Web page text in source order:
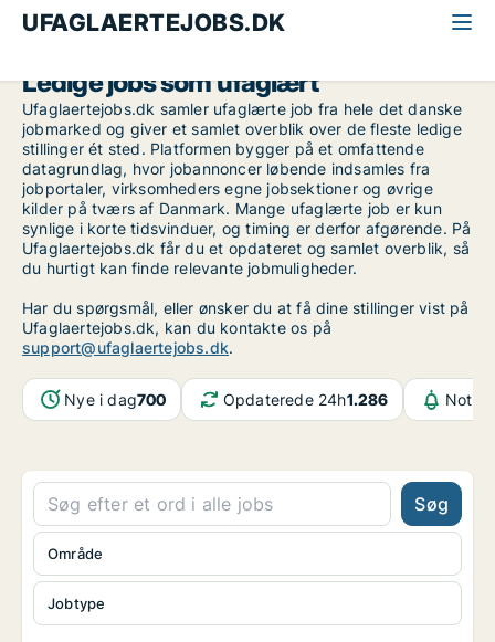
UFAGLAERTEJOBS.DK
Ledige jobs som ufaglært
Ufaglaertejobs.dk samler ufaglærte job fra hele det danske
jobmarked og giver et samlet overblik over de fleste ledige
stillinger ét sted. Platformen bygger på et omfattende
datagrundlag, hvor jobannoncer løbende indsamles fra
jobportaler, virksomheders egne jobsektioner og øvrige
kilder på tværs af Danmark. Mange ufaglærte job er kun
synlige i korte tidsvinduer, og timing er derfor afgørende. På
Ufaglaertejobs.dk får du et opdateret og samlet overblik, så
du hurtigt kan finde relevante jobmuligheder.
Har du spørgsmål, eller ønsker du at få dine stillinger vist på
Ufaglaertejobs.dk, kan du kontakte os på
support@ufaglaertejobs.dk.
Nye i dag700 Opdaterede 24h1.286
Søg
Jobtype
Område